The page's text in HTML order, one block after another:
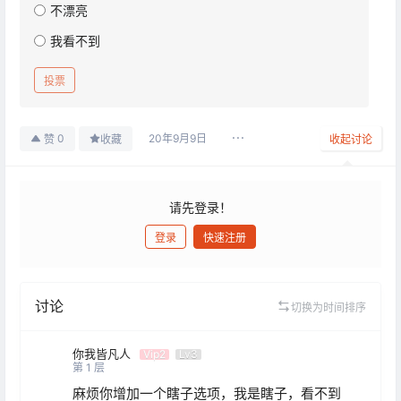
不漂亮
我看不到
投票
赞 0 收藏 20年9月9日 收起讨论
请先登录！
登录 快速注册
讨论 切换为时间排序
你我皆凡人 Vip2
Lv3
第 1 层
麻烦你增加一个瞎子选项，我是瞎子，看不到